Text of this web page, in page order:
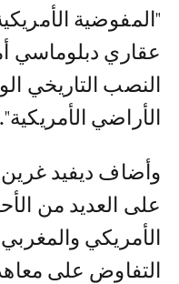
"المفوضية
عقاري دبلوماسي
النصب التاريخي
الأراضي الأمريكية".
وأضاف ديفيد غرين
على العديد من
الأمريكي
التفاوض على